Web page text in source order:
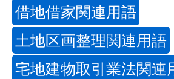
借地借家関連用語
土地区画整理関連用語
宅地建物取引業法関連